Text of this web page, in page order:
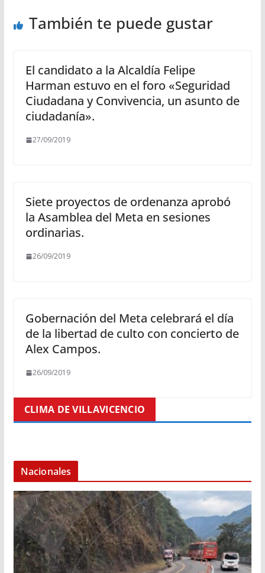
También te puede gustar
El candidato a la Alcaldía Felipe
Harman estuvo en el foro «Seguridad
Ciudadana y Convivencia, un asunto de
ciudadanía».
27/09/2019
Siete proyectos de ordenanza aprobó
la Asamblea del Meta en sesiones
ordinarias.
26/09/2019
Gobernación del Meta celebrará el día
de la libertad de culto con concierto de
Alex Campos.
26/09/2019
CLIMA DE VILLAVICENCIO
Nacionales